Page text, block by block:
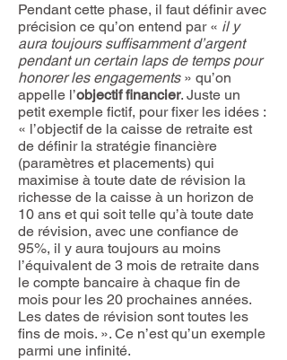
Pendant cette phase, il faut définir avec
précision ce qu’on entend par « il y
aura toujours suffisamment d’argent
pendant un certain laps de temps pour
honorer les engagements» qu’on
appelle l’objectif financier. Juste un
petit exemple fictif, pour fixer les idées :
« l’objectif de la caisse de retraite est
de définir la stratégie financière
(paramètres et placements) qui
maximise à toute date de révision la
richesse de la caisse à un horizon de
10 ans et qui soit telle qu’à toute date
de révision, avec une confiance de
95%, il y aura toujours au moins
l’équivalent de 3 mois de retraite dans
le compte bancaire à chaque fin de
mois pour les 20 prochaines années.
Les dates de révision sont toutes les
fins de mois. ». Ce n’est qu’un exemple
parmi une infinité.